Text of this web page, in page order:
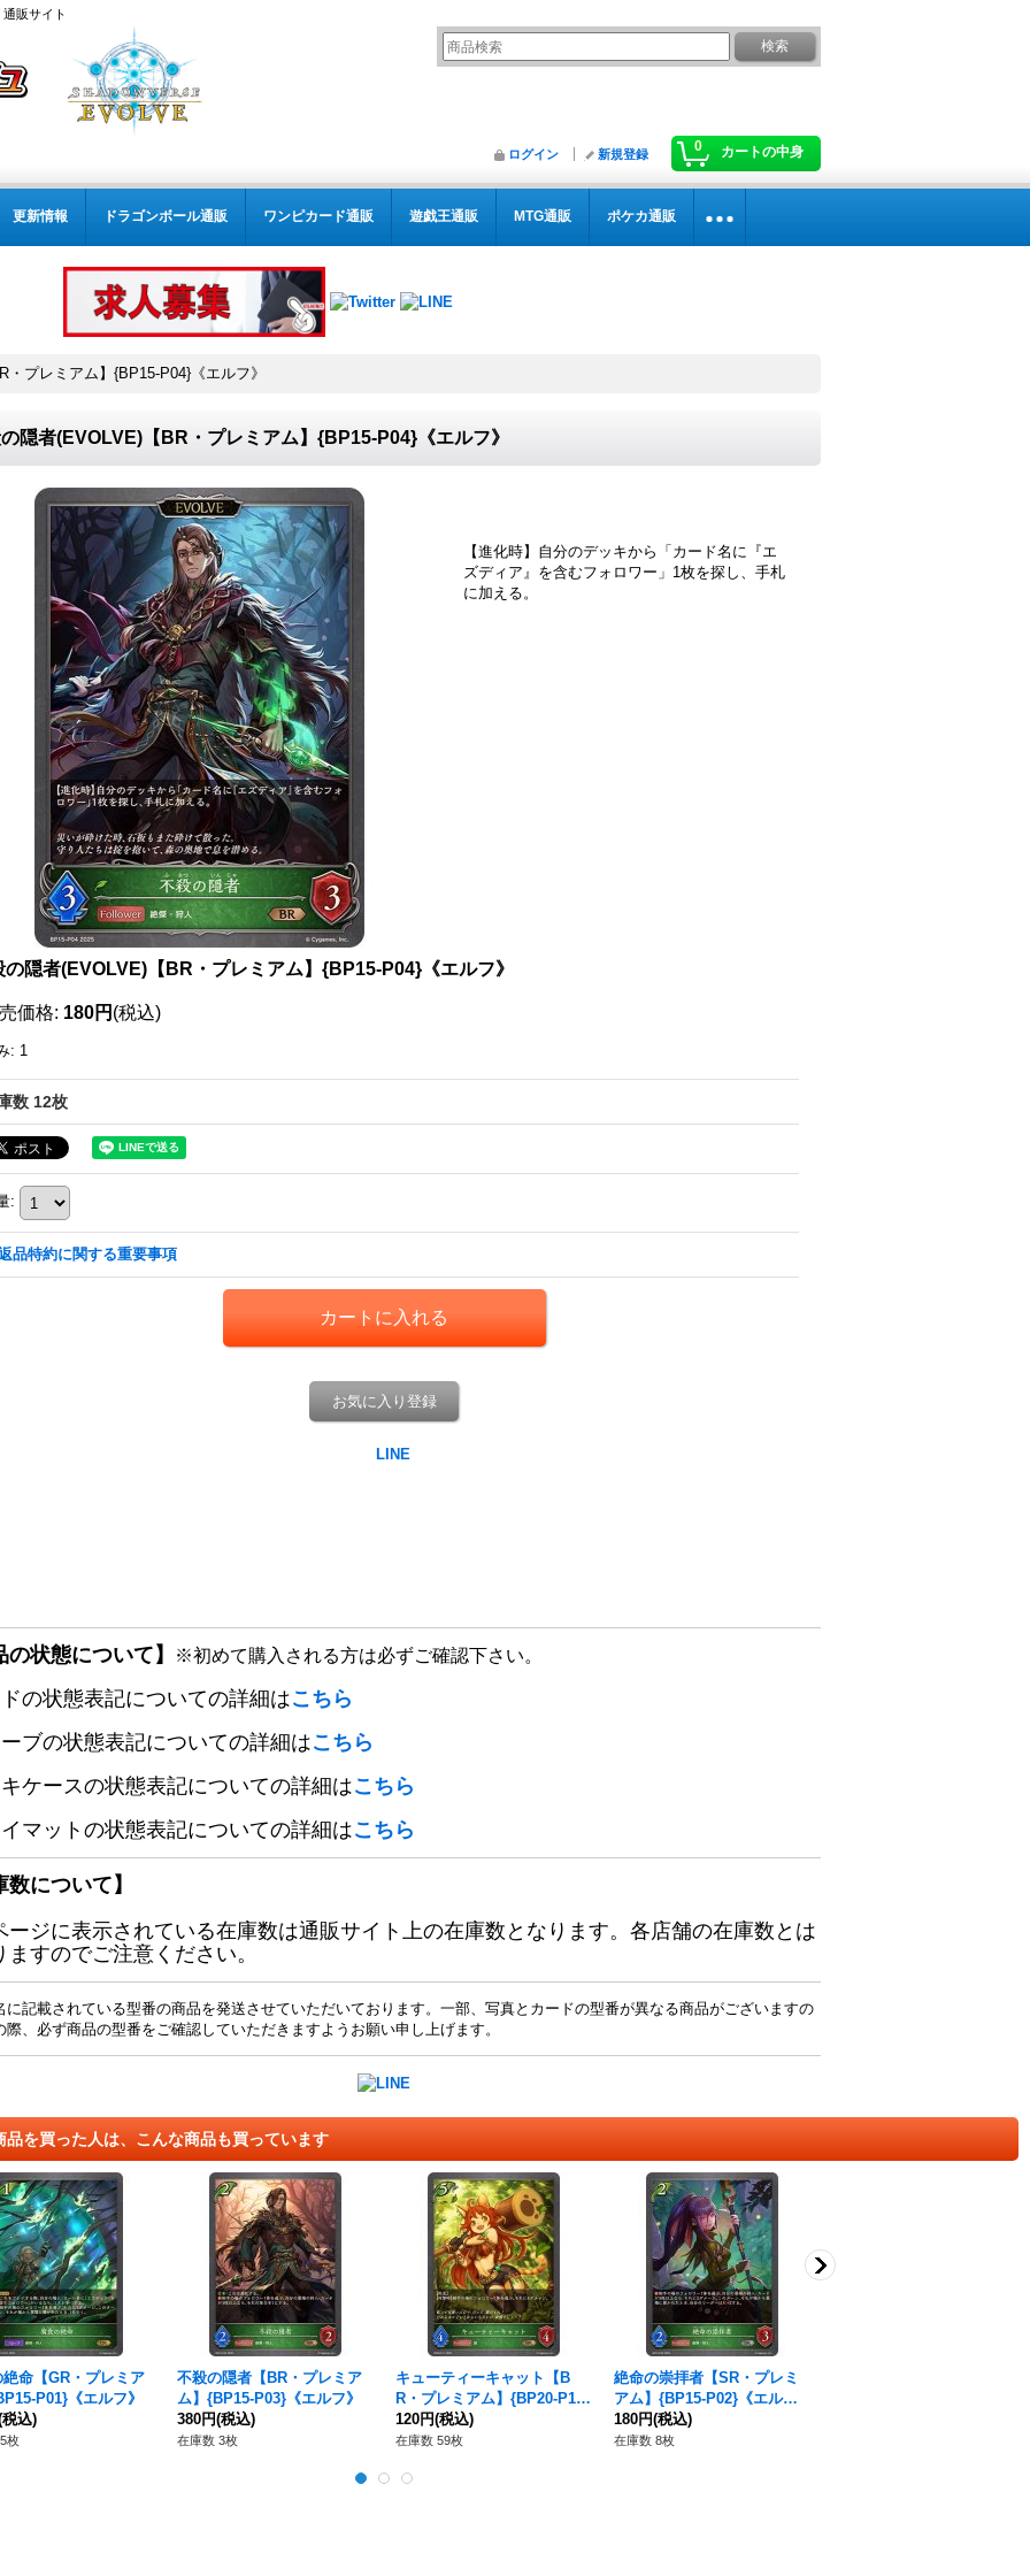
販サイト
0 カートの中身
ログイン 新規登録
更新情報 ドラゴンボール通販 ワンピカード通販 遊戯王通販 MTG通販 ポケカ通販
プレミアム】{BP15-P04}《エルフ》
隠者(EVOLVE)【BR・プレミアム】{BP15-P04}《エルフ》
【進化時】自分のデッキから「カード名に『エ
ズディア』を含むフォロワー」1枚を探し、手札
に加える。
の隠者(EVOLVE)【BR・プレミアム】{BP15-P04}《エルフ》
価格: 180円 (税込)
: 1
数 12枚
:
品特約に関する重要事項
お気に入り登録
の状態について】 ※初めて購入される方は必ずご確認下さい。
の状態表記についての詳細はこちら
ブの状態表記についての詳細はこちら
ケースの状態表記についての詳細はこちら
マットの状態表記についての詳細はこちら
数について】
ージに表示されている在庫数は通販サイト上の在庫数となります。各店舗の在庫数とは
ますのでご注意ください。
記載されている型番の商品を発送させていただいております。一部、写真とカードの型番が異なる商品がございますの
際、必ず商品の型番をご確認していただきますようお願い申し上げます。
品を買った人は、こんな商品も買っています
命【GR・プレミア
P01}《エルフ》
税込)
枚
不殺の隠者【BR・プレミア
ム】{BP15-P03}《エルフ》
380円(税込)
在庫数 3枚
キューティーキャット【B
R・プレミアム】{BP20-P11}
《エルフ》
120円(税込)
在庫数 59枚
絶命の崇拝者【SR・プレミ
アム】{BP15-P02}《エル
フ》
180円(税込)
在庫数 8枚